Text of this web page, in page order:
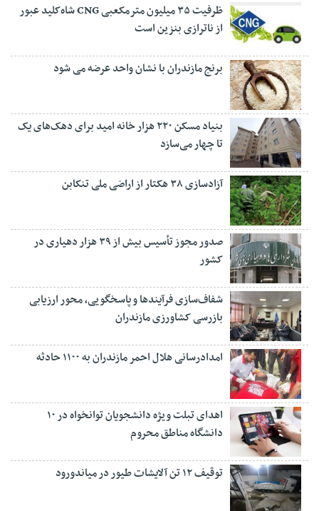
ظرفیت ۳۵ میلیون مترمکعبی CNG شاه‌کلید عبور
از ناترازی بنزین است
برنج مازندران با نشان واحد عرضه می شود
بنیاد مسکن ۲۲۰ هزار خانه امید برای دهک‌های یک
تا چهار می‌سازد
آزادسازی ۳۸ هکتار از اراضی ملی تنکابن
صدور مجوز تأسیس بیش از ۳۹ هزار دهیاری در
کشور
شفاف‌سازی فرآیند‌ها و پاسخگویی، محور ارزیابی
بازرسی کشاورزی مازندران
امدادرسانی هلال احمر مازندران به ۱۱۰۰ حادثه
اهدای تبلت ویژه دانشجویان توانخواه در ۱۰
دانشگاه مناطق محروم
توقیف ۱۲ تن آلایشات طیور در میاندورود